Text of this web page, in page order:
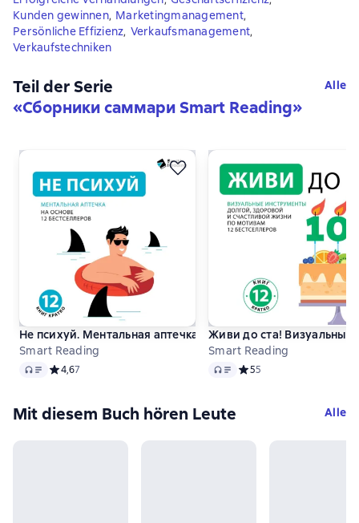
Kunden gewinnen, Marketingmanagement,
Persönliche Effizienz, Verkaufsmanagement,
Verkaufstechniken
Teil der Serie
«Сборники саммари Smart Reading»
Alle
Не психуй. Ментальная аптечка. На основе 12 бестселлеров
Smart Reading
Audio Средний рейтинг 4,6 на основе 7 оценок
4,67
Живи до ста! Визуальные
Smart Reading
Audio Средний рейтинг 5 на
55
Mit diesem Buch hören Leute Alle